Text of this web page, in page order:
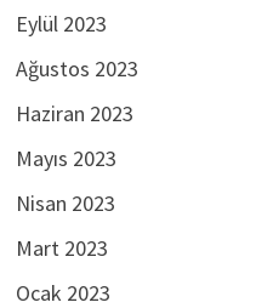
Eylül 2023
Ağustos 2023
Haziran 2023
Mayıs 2023
Nisan 2023
Mart 2023
Ocak 2023